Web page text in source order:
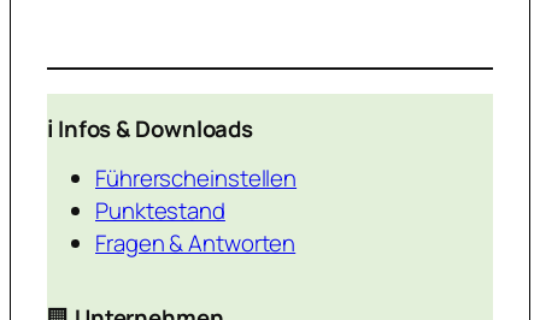
ℹ️ Infos & Downloads
Führerscheinstellen
Punktestand
Fragen & Antworten